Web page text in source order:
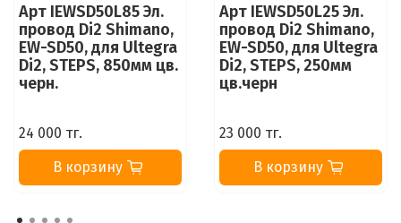
Арт IEWSD50L85 Эл.
провод Di2 Shimano,
EW-SD50, для Ultegra
Di2, STEPS, 850мм цв.
черн.
24 000 тг.
В корзину
Арт IEWSD50L25 Эл.
провод Di2 Shimano,
EW-SD50, для Ultegra
Di2, STEPS, 250мм
цв.черн
23 000 тг.
В корзину